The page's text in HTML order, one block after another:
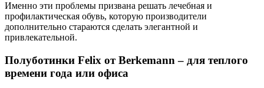
Именно эти проблемы призвана решать лечебная и
профилактическая обувь, которую производители
дополнительно стараются сделать элегантной и
привлекательной.
Полуботинки Felix от Berkemann – для теплого
времени года или офиса